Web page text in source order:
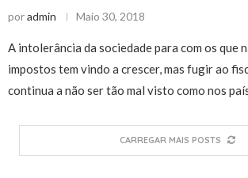
poradmin Maio 30, 2018
A intolerância da sociedade para com os que
impostos tem vindo a crescer, mas fugir ao
continua a não ser tão mal visto como nos
CARREGAR MAIS POSTS